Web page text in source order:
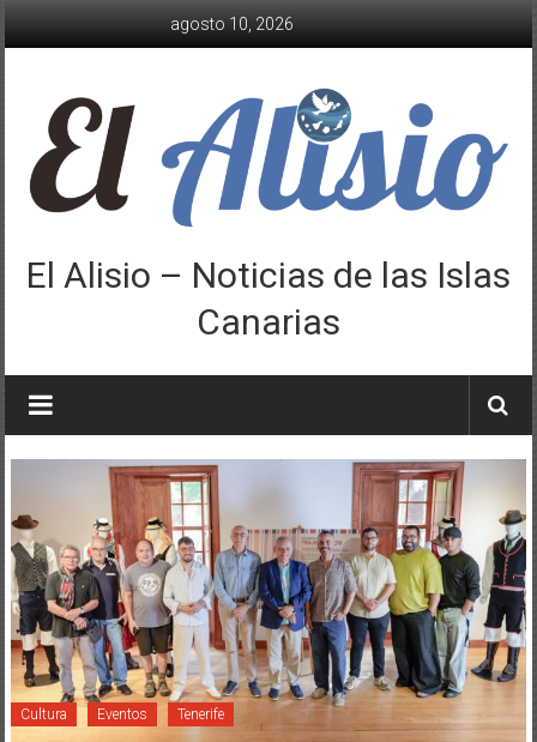
agosto 10, 2026
El Alisio – Noticias de las Islas
Canarias
Cultura Eventos Tenerife